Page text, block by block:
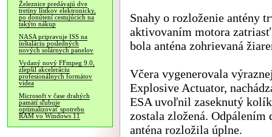
Železnice predávajú dve
tretiny lístkov elektronicky,
po donútení cestujúcich na
takýto nákup
NASA pripravuje ISS na
inštaláciu posledných
nových solárnych panelov
Vydaný nový FFmpeg 9.0,
zlepšil akceleráciu
profesionálnych formátov
videa
Microsoft v čase drahých
pamätí sľubuje
optimalizovať spotrebu
RAM vo Windows 11
Snahy o rozloženie antény
aktivovaním motora
bola anténa zohrievaná
Včera vygenerovala
Explosive Actuator,
ESA uvoľnil zaseknutý
zostala zložená.
anténa rozložila úplne.